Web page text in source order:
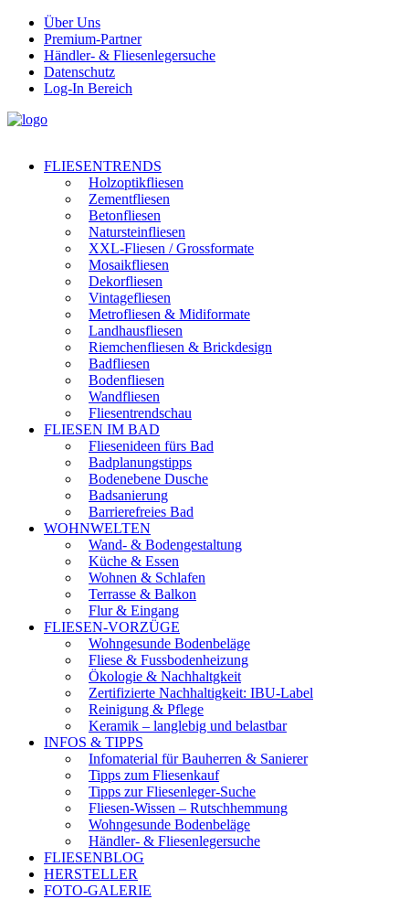
Über Uns
Premium-Partner
Händler- & Fliesenlegersuche
Datenschutz
Log-In Bereich
FLIESENTRENDS
Holzoptikfliesen
Zementfliesen
Betonfliesen
Natursteinfliesen
XXL-Fliesen / Grossformate
Mosaikfliesen
Dekorfliesen
Vintagefliesen
Metrofliesen & Midiformate
Landhausfliesen
Riemchenfliesen & Brickdesign
Badfliesen
Bodenfliesen
Wandfliesen
Fliesentrendschau
FLIESEN IM BAD
Fliesenideen fürs Bad
Badplanungstipps
Bodenebene Dusche
Badsanierung
Barrierefreies Bad
WOHNWELTEN
Wand- & Bodengestaltung
Küche & Essen
Wohnen & Schlafen
Terrasse & Balkon
Flur & Eingang
FLIESEN-VORZÜGE
Wohngesunde Bodenbeläge
Fliese & Fussbodenheizung
Ökologie & Nachhaltgkeit
Zertifizierte Nachhaltigkeit: IBU-Label
Reinigung & Pflege
Keramik – langlebig und belastbar
INFOS & TIPPS
Infomaterial für Bauherren & Sanierer
Tipps zum Fliesenkauf
Tipps zur Fliesenleger-Suche
Fliesen-Wissen – Rutschhemmung
Wohngesunde Bodenbeläge
Händler- & Fliesenlegersuche
FLIESENBLOG
HERSTELLER
FOTO-GALERIE